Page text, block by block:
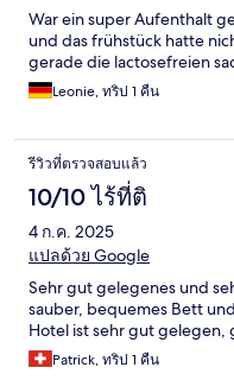
War ein super Aufenthalt
und das frühstück hatte
gerade die lactosefreien
Leonie, ทริป 1 คืน
รีวิวที่ตรวจสอบแล้ว
10/10 ไร้ที่ติ
4 ก.ค. 2025
แปลด้วย Google
Sehr gut gelegenes und
sauber, bequemes Bett
Hotel ist sehr gut gelegen,
Patrick, ทริป 1 คืน